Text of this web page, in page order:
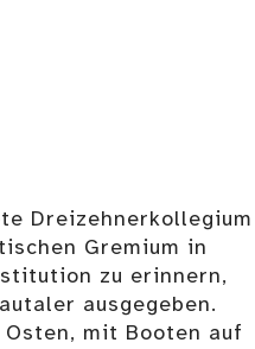
Dreizehnerkollegium
Gremium in
zu erinnern,
ausgegeben.
mit Booten auf